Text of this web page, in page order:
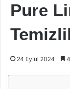
Pure
24 Eylül 2024